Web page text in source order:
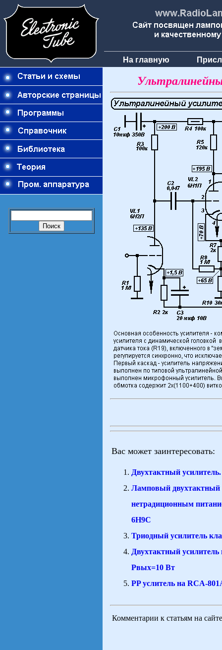
На главную
Вас может заинтересовать:
Двухтактный
Ламповый двухтактный
нетрадиционным
6Н9С
Триодный усилитель
Двухтактный усилитель
Pвых=10 Вт
PP услитель на RCA-
Комментарии к статьям на